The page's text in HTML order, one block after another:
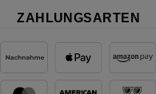
ZAHLUNGSARTEN